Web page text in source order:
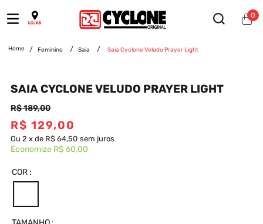
0
Feminino Saia Saia Cyclone Veludo Prayer Light
SAIA CYCLONE VELUDO PRAYER LIGHT
R$189,00
R$ 129,00
Ou 2 x de R$ 64,50 sem juros
Economize R$ 60,00
COR